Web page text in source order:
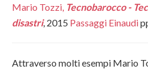
Mario Tozzi, Tecnobarocco -
disastri, 2015 Passaggi Einaudi
Attraverso molti esempi Mario